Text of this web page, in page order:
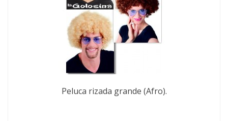
Peluca rizada grande (Afro).